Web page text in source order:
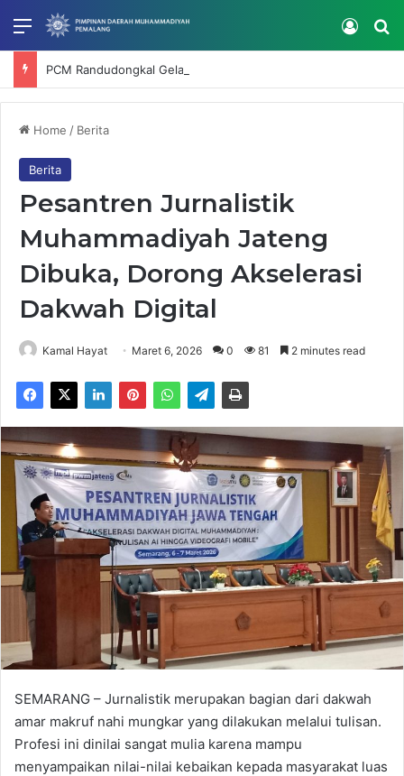
Menu Log In
Home / Berita
Berita
Pesantren Jurnalistik
Muhammadiyah Jateng
Dibuka, Dorong Akselerasi
Dakwah Digital
Kamal Hayat Maret 6, 2026 0 81 2 minutes read
SEMARANG – Jurnalistik merupakan bagian dari dakwah
amar makruf nahi mungkar yang dilakukan melalui tulisan.
Profesi ini dinilai sangat mulia karena mampu
menyampaikan nilai-nilai kebaikan kepada masyarakat luas